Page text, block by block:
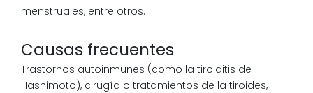
menstruales, entre otros.
Causas frecuentes
Trastornos autoinmunes (como la tiroiditis de
Hashimoto), cirugía o tratamientos de la tiroides,